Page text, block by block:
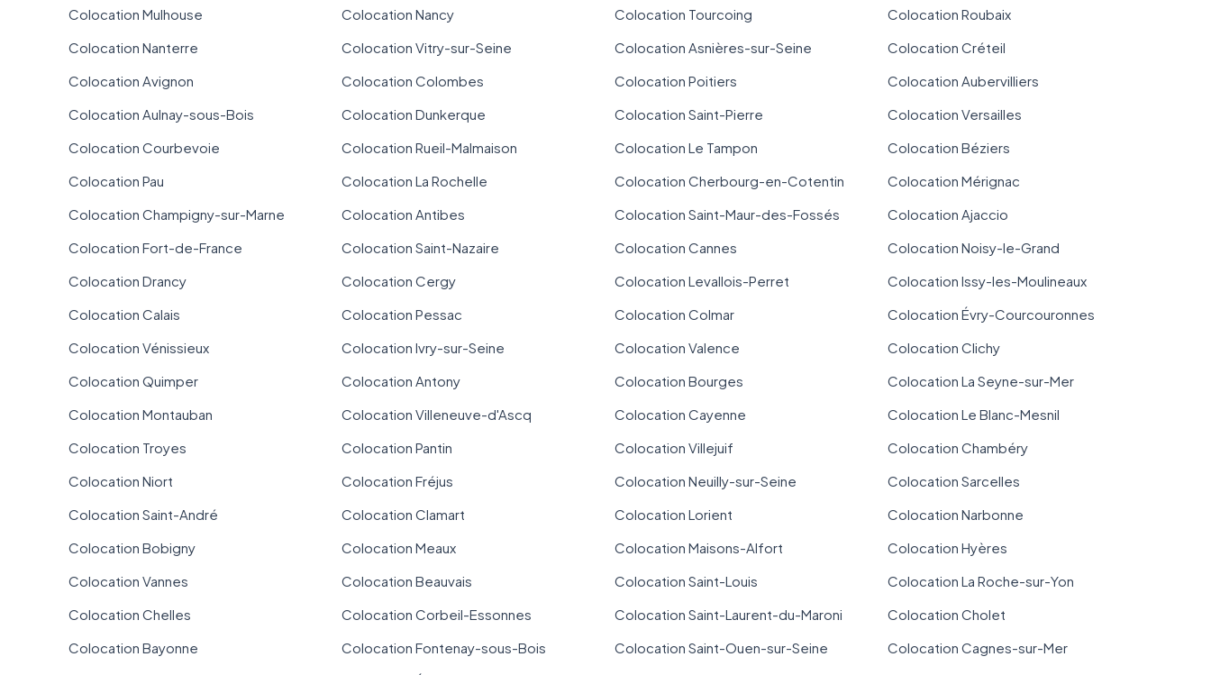
Colocation Mulhouse
Colocation Nancy Colocation Tourcoing
Colocation Roubaix
Colocation Nanterre
Colocation Vitry-sur-Seine Colocation Asnières-sur-Seine
Colocation Créteil
Colocation Avignon
Colocation Colombes Colocation Poitiers
Colocation Aubervilliers
Colocation Aulnay-sous-Bois
Colocation Dunkerque Colocation Saint-Pierre
Colocation Versailles
Colocation Courbevoie
Colocation Rueil-Malmaison Colocation Le Tampon
Colocation Béziers
Colocation Pau
Colocation La Rochelle Colocation Cherbourg-en-Cotentin
Colocation Mérignac
Colocation Champigny-sur-Marne
Colocation Antibes Colocation Saint-Maur-des-Fossés
Colocation Ajaccio
Colocation Fort-de-France
Colocation Saint-Nazaire Colocation Cannes
Colocation Noisy-le-Grand
Colocation Drancy
Colocation Cergy Colocation Levallois-Perret
Colocation Issy-les-Moulineaux
Colocation Calais
Colocation Pessac Colocation Colmar
Colocation Évry-Courcouronnes
Colocation Vénissieux
Colocation Ivry-sur-Seine Colocation Valence
Colocation Clichy
Colocation Quimper
Colocation Antony Colocation Bourges
Colocation La Seyne-sur-Mer
Colocation Montauban
Colocation Villeneuve-d'Ascq Colocation Cayenne
Colocation Le Blanc-Mesnil
Colocation Troyes
Colocation Pantin Colocation Villejuif
Colocation Chambéry
Colocation Niort
Colocation Fréjus Colocation Neuilly-sur-Seine
Colocation Sarcelles
Colocation Saint-André
Colocation Clamart Colocation Lorient
Colocation Narbonne
Colocation Bobigny
Colocation Meaux Colocation Maisons-Alfort
Colocation Hyères
Colocation Vannes
Colocation Beauvais Colocation Saint-Louis
Colocation La Roche-sur-Yon
Colocation Chelles
Colocation Corbeil-Essonnes Colocation Saint-Laurent-du-Maroni
Colocation Cholet
Colocation Bayonne
Colocation Fontenay-sous-Bois Colocation Saint-Ouen-sur-Seine
Colocation Cagnes-sur-Mer